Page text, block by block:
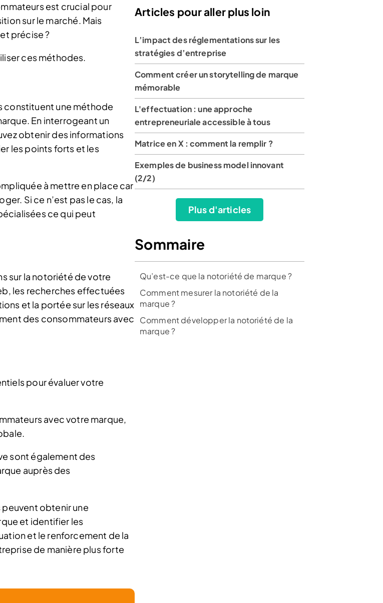
est crucial pour
sur le marché. Mais
précise ?
ces méthodes.
constituent une méthode
En interrogeant un
obtenir des informations
les points forts et les
à mettre en place car
Si ce n’est pas le cas, la
ce qui peut
sur la notoriété de votre
les recherches effectuées
et la portée sur les réseaux
des consommateurs avec
pour évaluer votre
avec votre marque,
sont également des
auprès des
obtenir une
et identifier les
et le renforcement de la
de manière plus forte
Articles pour aller plus loin
L’impact des réglementations sur les
stratégies d’entreprise
Comment créer un storytelling de marque
mémorable
L'effectuation : une approche
entrepreneuriale accessible à tous
Matrice en X : comment la remplir ?
Exemples de business model innovant
(2/2)
Plus d'articles
Sommaire
Qu’est-ce que la notoriété de marque ?
Comment mesurer la notoriété de la
marque ?
Comment développer la notoriété de la
marque ?